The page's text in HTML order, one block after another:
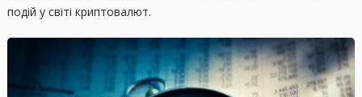
подій у світі криптовалют.